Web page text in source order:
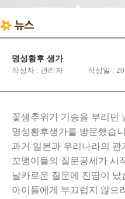
명성황후 생가
작성자 : 관리자 작성일 :
꽃샘추위가 기승을 부리던
명성황후생가를 방문했습
과거 일본과 우리나라의 관
꼬맹이들의 질문공세가 시
날카로운 질문에 진땀이 났
아이들에게 부끄럽지 않으